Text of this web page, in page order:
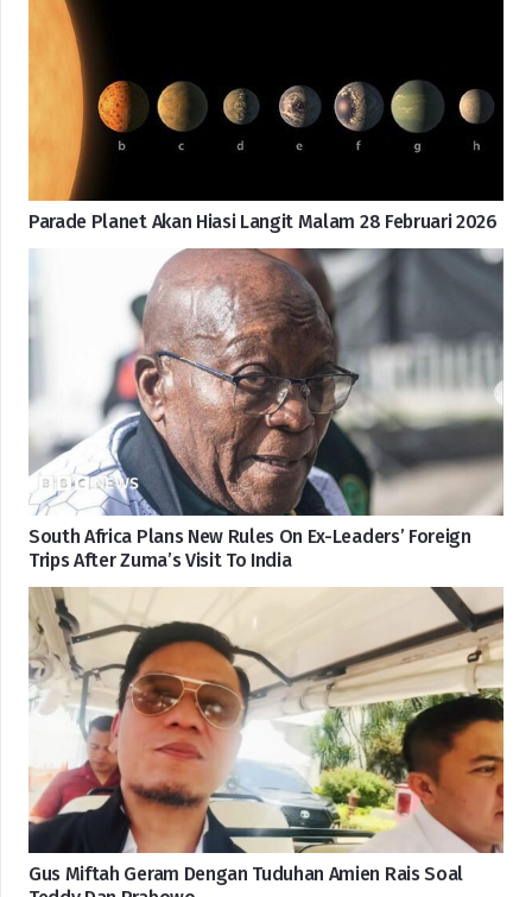
Parade Planet Akan Hiasi Langit Malam 28 Februari 2026
South Africa Plans New Rules On Ex-Leaders’ Foreign
Trips After Zuma’s Visit To India
Gus Miftah Geram Dengan Tuduhan Amien Rais Soal